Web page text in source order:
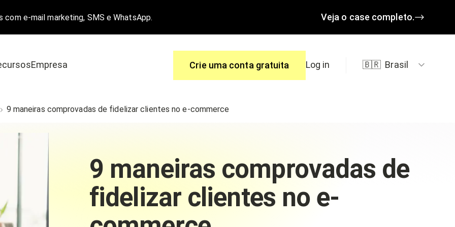
com e-mail marketing, SMS e WhatsApp. Veja o case completo.
commerce
Funcionalidades
Empresa Crie uma conta gratuita Log in 🇧🇷 Brasil
9 maneiras comprovadas de fidelizar clientes no e-commerce
9 maneiras comprovadas de
fidelizar clientes no e-